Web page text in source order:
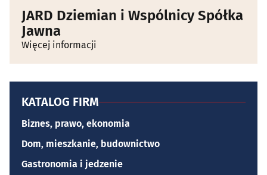
JARD Dziemian i Wspólnicy Spółka
Jawna
Więcej informacji
KATALOG FIRM
Biznes, prawo, ekonomia
Dom, mieszkanie, budownictwo
Gastronomia i jedzenie